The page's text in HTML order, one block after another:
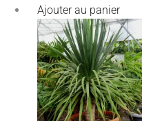
Ajouter au panier